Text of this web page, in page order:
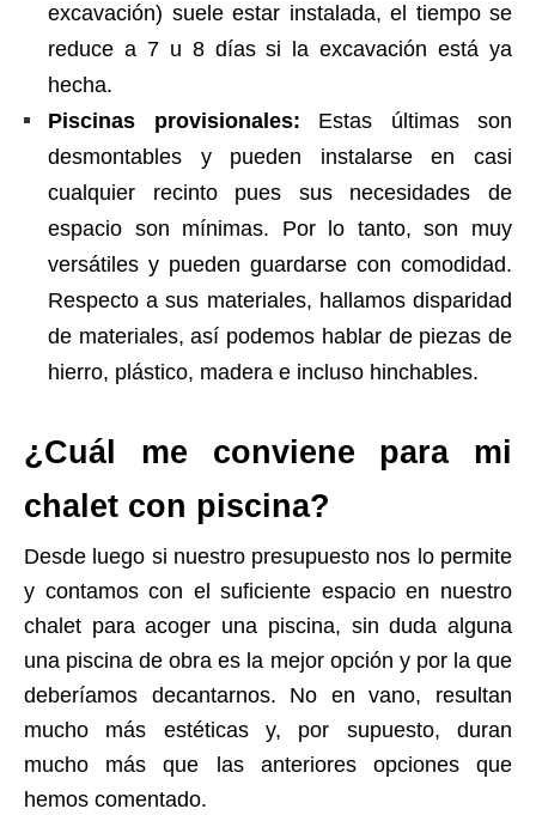
excavación) suele estar instalada, el tiempo se
reduce a 7 u 8 días si la excavación está ya
hecha.
Piscinas provisionales: Estas últimas son
desmontables y pueden instalarse en casi
cualquier recinto pues sus necesidades de
espacio son mínimas. Por lo tanto, son muy
versátiles y pueden guardarse con comodidad.
Respecto a sus materiales, hallamos disparidad
de materiales, así podemos hablar de piezas de
hierro, plástico, madera e incluso hinchables.
¿Cuál me conviene para mi
chalet con piscina?
Desde luego si nuestro presupuesto nos lo permite
y contamos con el suficiente espacio en nuestro
chalet para acoger una piscina, sin duda alguna
una piscina de obra es la mejor opción y por la que
deberíamos decantarnos. No en vano, resultan
mucho más estéticas y, por supuesto, duran
mucho más que las anteriores opciones que
hemos comentado.